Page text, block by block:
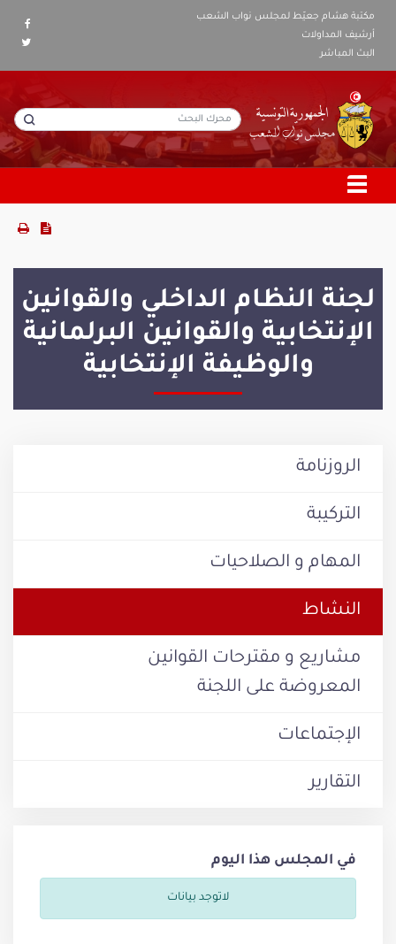
مكتبة هشام جعيّط لمجلس نواب الشعب
أرشيف المداولات
البث المباشر
لجنة النظام الداخلي والقوانين
الإنتخابية والقوانين البرلمانية
والوظيفة الإنتخابية
الروزنامة
التركيبة
المهام و الصلاحيات
النشاط
مشاريع و مقترحات القوانين
المعروضة على اللجنة
الإجتماعات
التقارير
في المجلس هذا اليوم
لاتوجد بيانات